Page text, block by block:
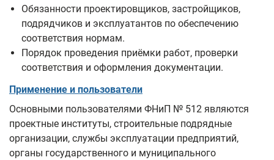
Обязанности проектировщиков, застройщиков,
подрядчиков и эксплуатантов по обеспечению
соответствия нормам.
Порядок проведения приёмки работ, проверки
соответствия и оформления документации.
Применение и пользователи
Основными пользователями ФНиП № 512 являются
проектные институты, строительные подрядные
организации, службы эксплуатации предприятий,
органы государственного и муниципального